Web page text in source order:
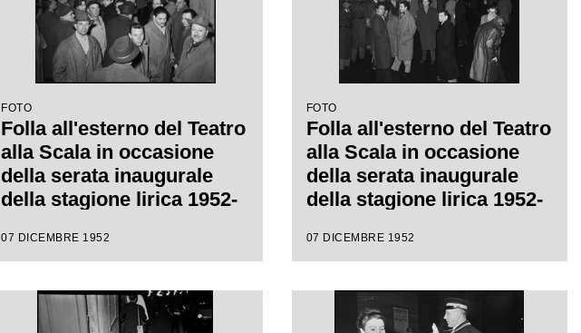
FOTO
Folla all'esterno del Teatro
alla Scala in occasione
della serata inaugurale
della stagione lirica 1952-
"Macbeth" di Giuseppe
Sabata, con la regia di
Carl Ebert
07 DICEMBRE 1952
FOTO
Folla all'esterno del Teatro
alla Scala in occasione
della serata inaugurale
della stagione lirica 1952-
"Macbeth" di Giuseppe
Sabata, con la regia di
Carl Ebert
07 DICEMBRE 1952